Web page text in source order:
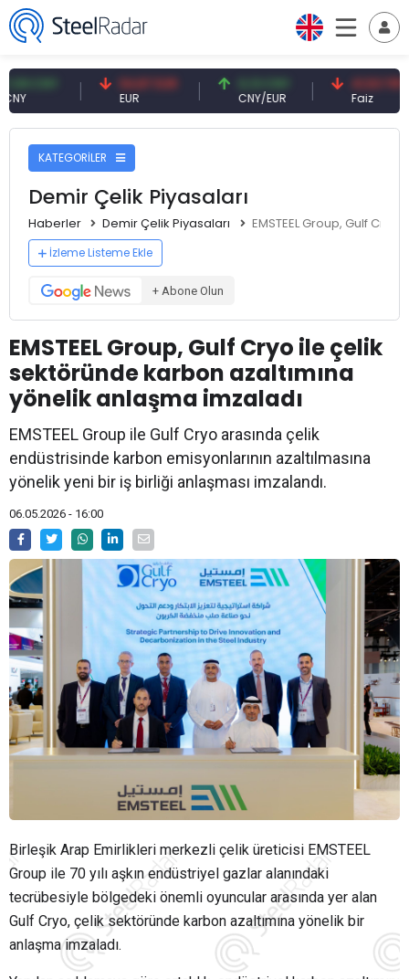
54,87 EUR 0,13 CNY
CNY/EUR
41,53 TRY
KATEGORİLER
Demir Çelik Piyasaları
Haberler Demir Çelik Piyasaları EMSTEEL Group, Gulf
İzleme Listeme Ekle
+ Abone Olun
EMSTEEL Group, Gulf Cryo ile çelik
sektöründe karbon azaltımına
yönelik anlaşma imzaladı
EMSTEEL Group ile Gulf Cryo arasında çelik
endüstrisinde karbon emisyonlarının azaltılmasına
yönelik yeni bir iş birliği anlaşması imzalandı.
06.05.2026 - 16:00
Birleşik Arap Emirlikleri merkezli çelik üreticisi EMSTEEL
Group ile 70 yılı aşkın endüstriyel gazlar alanındaki
tecrübesiyle bölgedeki önemli oyuncular arasında yer alan
Gulf Cryo, çelik sektöründe karbon azaltımına yönelik bir
anlaşma imzaladı.